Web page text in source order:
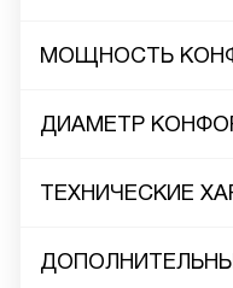
МОЩНОСТЬ
ДИАМЕТР
ТЕХНИЧЕСКИЕ